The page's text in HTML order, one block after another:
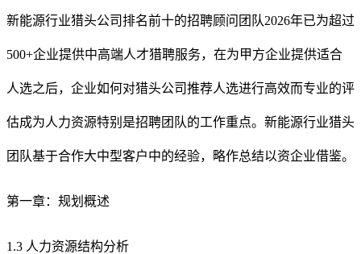
新能源行业猎头公司排名前十的招聘顾问团队2026年已为超过
500+企业提供中高端人才猎聘服务，在为甲方企业提供适合
人选之后，企业如何对猎头公司推荐人选进行高效而专业的评
估成为人力资源特别是招聘团队的工作重点。新能源行业猎头
团队基于合作大中型客户中的经验，略作总结以资企业借鉴。
第一章：规划概述
1.3 人力资源结构分析